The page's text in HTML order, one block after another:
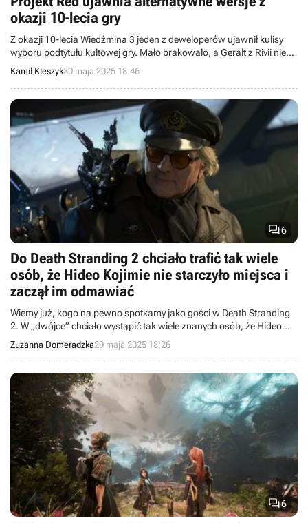
okazji 10-lecia gry
Z okazji 10-lecia Wiedźmina 3 jeden z deweloperów ujawnił kulisy
wyboru podtytułu kultowej gry. Mało brakowało, a Geralt z Rivii nie
goniłby Dzikiego Gonu, lecz przemierzał krainy pod „Zorzą polarną”.
Kamil Kleszyk30 maja 2025 18:46
6
Do Death Stranding 2 chciało trafić tak wiele
osób, że Hideo Kojimie nie starczyło miejsca i
zaczął im odmawiać
Wiemy już, kogo na pewno spotkamy jako gości w Death Stranding
2. W „dwójce” chciało wystąpić tak wiele znanych osób, że Hideo
Kojima musiał zacząć odmawiać niektórym celebrytom.
Zuzanna Domeradzka29 maja 2025 18:26
6